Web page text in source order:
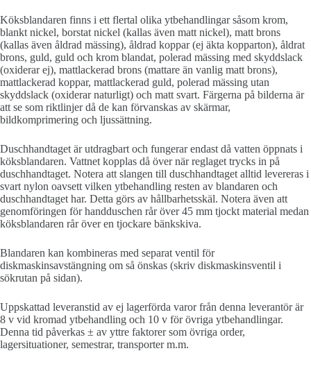
Köksblandaren finns i ett flertal olika ytbehandlingar såsom krom,
blankt nickel, borstat nickel (kallas även matt nickel), matt brons
(kallas även åldrad mässing), åldrad koppar (ej äkta kopparton), åldrat
brons, guld, guld och krom blandat, polerad mässing med skyddslack
(oxiderar ej), mattlackerad brons (mattare än vanlig matt brons),
mattlackerad koppar, mattlackerad guld, polerad mässing utan
skyddslack (oxiderar naturligt) och matt svart. Färgerna på bilderna är
att se som riktlinjer då de kan förvanskas av skärmar,
bildkomprimering och ljussättning.
Duschhandtaget är utdragbart och fungerar endast då vatten öppnats i
köksblandaren. Vattnet kopplas då över när reglaget trycks in på
duschhandtaget. Notera att slangen till duschhandtaget alltid levereras i
svart nylon oavsett vilken ytbehandling resten av blandaren och
duschhandtaget har. Detta görs av hållbarhetsskäl. Notera även att
genomföringen för handduschen rår över 45 mm tjockt material medan
köksblandaren rår över en tjockare bänkskiva.
Blandaren kan kombineras med separat ventil för
diskmaskinsavstängning om så önskas (skriv diskmaskinsventil i
sökrutan på sidan).
Uppskattad leveranstid av ej lagerförda varor från denna leverantör är
8 v vid kromad ytbehandling och 10 v för övriga ytbehandlingar.
Denna tid påverkas ± av yttre faktorer som övriga order,
lagersituationer, semestrar, transporter m.m.